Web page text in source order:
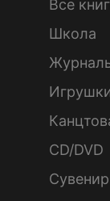
Все
Школа
CD/DVD